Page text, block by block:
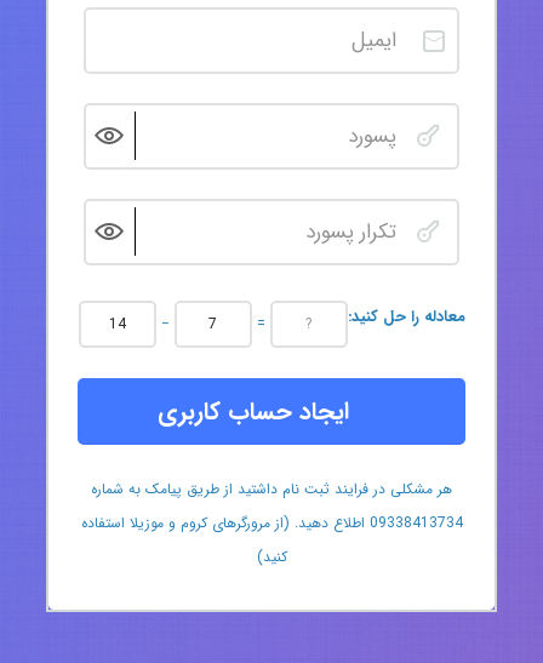
:معادله را حل کنید − =
ایجاد حساب کاربری
هر مشکلی در فرایند ثبت نام داشتید از طریق پیامک به شماره
09338413734 اطلاع دهید. (از مرورگرهای کروم و موزیلا استفاده
کنید)